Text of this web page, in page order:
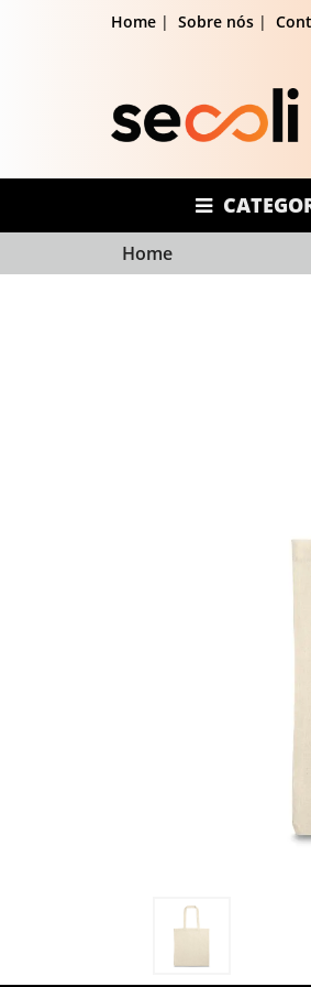
Home| Sobre nós|
Home